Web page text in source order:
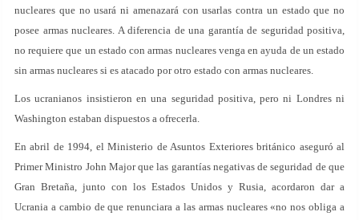
nucleares que no usará ni amenazará con usarlas contra un estado que no
posee armas nucleares. A diferencia de una garantía de seguridad positiva,
no requiere que un estado con armas nucleares venga en ayuda de un estado
sin armas nucleares si es atacado por otro estado con armas nucleares.
Los ucranianos insistieron en una seguridad positiva, pero ni Londres ni
Washington estaban dispuestos a ofrecerla.
En abril de 1994, el Ministerio de Asuntos Exteriores británico aseguró al
Primer Ministro John Major que las garantías negativas de seguridad de que
Gran Bretaña, junto con los Estados Unidos y Rusia, acordaron dar a
Ucrania a cambio de que renunciara a las armas nucleares «no nos obliga a